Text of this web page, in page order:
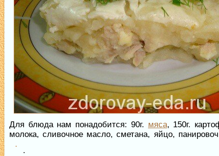
Для блюда нам понадобится: 90г. мяса, 150г.
молока, сливочное масло, сметана, яйцо,
.